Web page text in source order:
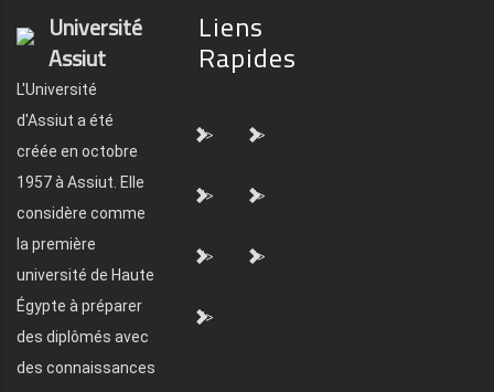
Université
Assiut
L'Université
d'Assiut a été
créée en octobre
1957 à Assiut. Elle
considère comme
la première
université de Haute
Égypte à préparer
des diplômés avec
des connaissances
Liens
Rapides
"> ">
"> ">
"> ">
">